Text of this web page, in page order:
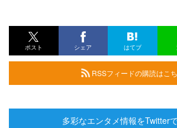
ポスト シェア はてブ
RSSフィードの購読はこ
多彩なエンタメ情報をTwitter